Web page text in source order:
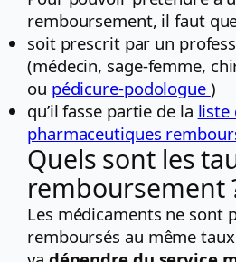
remboursement, il faut
soit prescrit par un
(médecin, sage-femme,
ou pédicure-podologue )
qu’il fasse partie de la liste
pharmaceutiques
Quels sont les
remboursement
Les médicaments ne sont
remboursés au même